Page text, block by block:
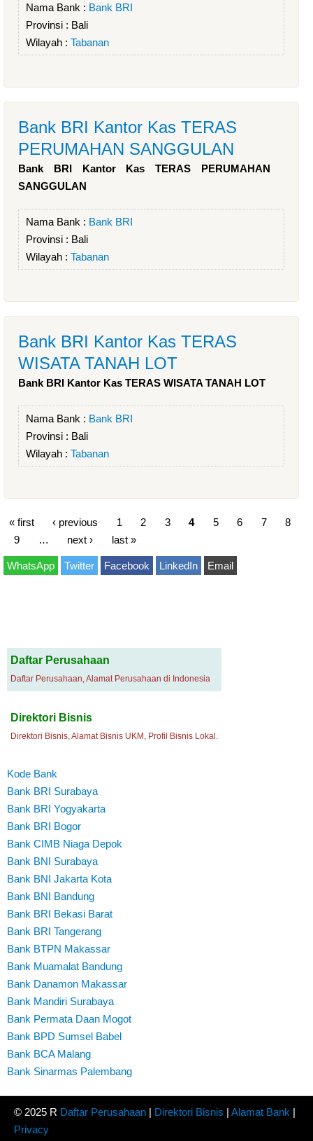
Nama Bank : Bank BRI
Provinsi : Bali
Wilayah : Tabanan
Bank BRI Kantor Kas TERAS
PERUMAHAN SANGGULAN
Bank BRI Kantor Kas TERAS PERUMAHAN
SANGGULAN
Nama Bank : Bank BRI
Provinsi : Bali
Wilayah : Tabanan
Bank BRI Kantor Kas TERAS
WISATA TANAH LOT
Bank BRI Kantor Kas TERAS WISATA TANAH LOT
Nama Bank : Bank BRI
Provinsi : Bali
Wilayah : Tabanan
« first ‹ previous 1 2 3 4 5 6 7
8
9
next › last »
WhatsApp Twitter Facebook LinkedIn Email
Daftar Perusahaan
Daftar Perusahaan, Alamat Perusahaan di Indonesia
Direktori Bisnis
Direktori Bisnis, Alamat Bisnis UKM, Profil Bisnis Lokal.
Kode Bank
Bank BRI Surabaya
Bank BRI Yogyakarta
Bank BRI Bogor
Bank CIMB Niaga Depok
Bank BNI Surabaya
Bank BNI Jakarta Kota
Bank BNI Bandung
Bank BRI Bekasi Barat
Bank BRI Tangerang
Bank BTPN Makassar
Bank Muamalat Bandung
Bank Danamon Makassar
Bank Mandiri Surabaya
Bank Permata Daan Mogot
Bank BPD Sumsel Babel
Bank BCA Malang
Bank Sinarmas Palembang
© 2025 R Daftar Perusahaan | Direktori Bisnis | Alamat Bank |
Privacy